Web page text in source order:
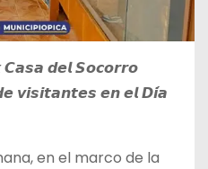
𝙙𝙚𝙡 𝙎𝙤𝙘𝙤𝙧𝙧𝙤
𝙫𝙞𝙨𝙞𝙩𝙖𝙣𝙩𝙚𝙨 𝙚𝙣 𝙚𝙡 𝘿𝙞́𝙖
en el marco de la